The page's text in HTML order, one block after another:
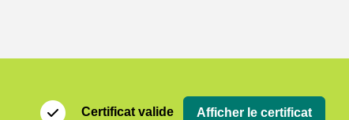
Certificat valide Afficher le certificat